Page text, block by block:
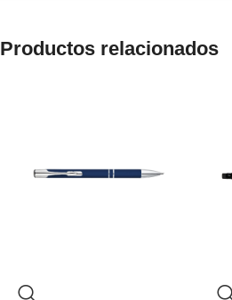
Productos relacionados